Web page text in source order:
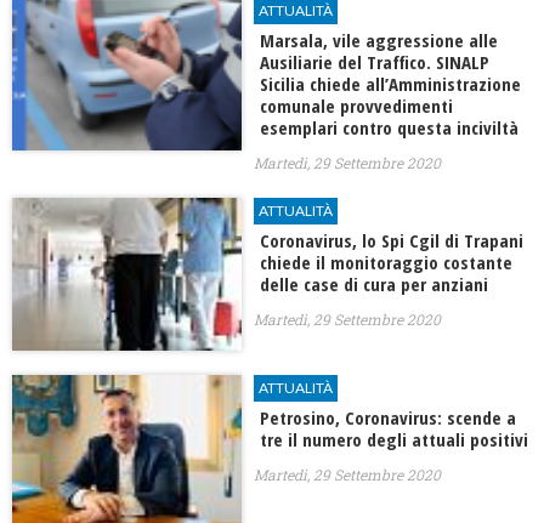
ATTUALITÀ
Marsala, vile aggressione alle
Ausiliarie del Traffico. SINALP
Sicilia chiede all’Amministrazione
comunale provvedimenti
esemplari contro questa inciviltà
Martedì, 29 Settembre 2020
ATTUALITÀ
Coronavirus, lo Spi Cgil di Trapani
chiede il monitoraggio costante
delle case di cura per anziani
Martedì, 29 Settembre 2020
ATTUALITÀ
Petrosino, Coronavirus: scende a
tre il numero degli attuali positivi
Martedì, 29 Settembre 2020